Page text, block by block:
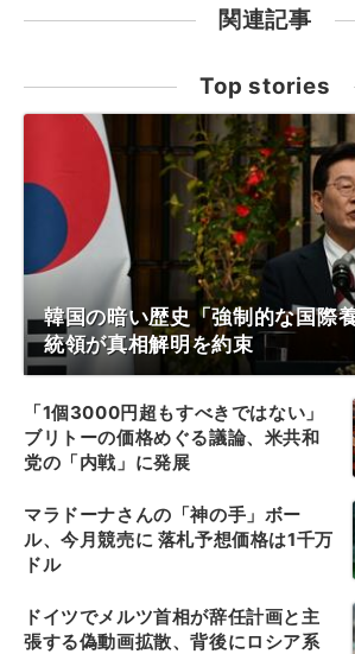
関連記事
Top stories
韓国の暗い歴史「強制的な国際
統領が真相解明を約束
「1個3000円超もすべきではない」
ブリトーの価格めぐる議論、米共和
党の「内戦」に発展
マラドーナさんの「神の手」ボー
ル、今月競売に 落札予想価格は1千万
ドル
ドイツでメルツ首相が辞任計画と主
張する偽動画拡散、背後にロシア系